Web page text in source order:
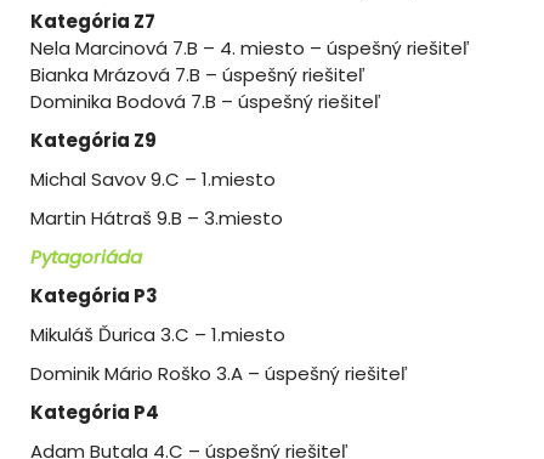
Kategória Z7
Nela Marcinová 7.B – 4. miesto – úspešný riešiteľ
Bianka Mrázová 7.B – úspešný riešiteľ
Dominika Bodová 7.B – úspešný riešiteľ
Kategória Z9
Michal Savov 9.C – 1.miesto
Martin Hátraš 9.B – 3.miesto
Pytagoriáda
Kategória P3
Mikuláš Ďurica 3.C – 1.miesto
Dominik Mário Roško 3.A – úspešný riešiteľ
Kategória P4
Adam Butala 4.C – úspešný riešiteľ